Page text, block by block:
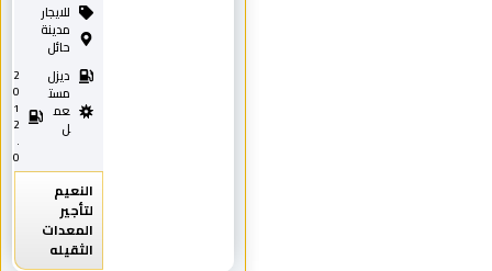
للايجار
مدينة
حائل
ديزل
عم
1
2
النعيم
لتأجير
المعدات
الثقيله